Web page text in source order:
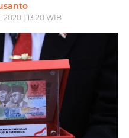
2020 | 13:20 WIB